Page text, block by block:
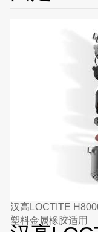
汉高LOCTITE
塑料金属橡胶适用